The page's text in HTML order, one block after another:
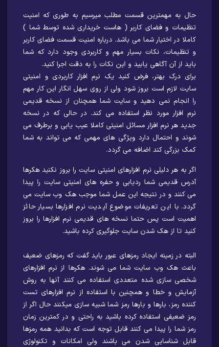
حال به مهمترین قسمت مطلب میرسیم به طوری که امنیت
تنظیمات و فضای کاربر ( هاست خریداری شده توسط شما )
کاملا در اختیار شما می باشد. درباره امنیت قسمت فضای کاربر
و تنظیمات، نکات بسیار مهم و کاربردی وجود دارد که شما
باید از آن آگاهی یابید و این نکات را به دقت اجرا کنید.
برای درک بهتر، فرض کنید یک نرم افزار کاربردی و امنیتی
سایت لازم است بروز شود ولی از روی سهل انگار این کار مهم
را انجام نمی دهید و سایت شما همچنان از نسخه قدیمی
نرم افزار مورد نظر استفاده می کند. در حالی که در نسخه
جدید هر نرم افزار مسائل امنیتی کاملا عیب یابی و برطرف می
شوند و احتمال دارد ویژگی های مهمی که می تواند به شما
کمک بزرگی کند اضافه می گردد.
اگر به هر دلیلی نرم افزارهای امنیتی سایت را بروز نکنید هکرها
آدرس قدیمی شما ردیابی و حفره های امنیتی سایت را پیدا
می کنند و در نتیجه این عمل شما موجب هک وب سایت می
گردد. با این تعریفات موضوع آپدیت نرم افزارها بسیار حائز
اهمیت است پس حتما نسخه های قدیمی نرم افزارها را بروز
کنید تا از هک شدن سایت جلوگیری کرده باشید.
البته در زمینه ایجاد رمزهای عبور باید گفت که رمزهای ضعیف
باعث هک وب سایت شما می شوند. هکرها از نرم افزارهای
شخصی سازی شده متعددی استفاده می کنند آنها به روش
آزمایش و خطا و همچنین با استفاده از نرم افزارهای تست
کننده رمز، بارها و بارها رمز شما شبیه سازی میکنند حال اگر از
رمز ضعیفی استفاده کرده باشید به راحتی و در کمترین زمان
رمز شما را پیدا می کنند قابل توجه است که بدانید همه رمزها
قابل شناسایی شدن می باشند ولی امکانات و تکنولوژی